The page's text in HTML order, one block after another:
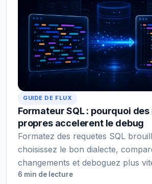
GUIDE DE FLUX
Formateur SQL : pourquoi
propres accelerent le debug
Formatez des requetes SQL
choisissez le bon dialecte,
changements et deboguez plus
6 min de lecture